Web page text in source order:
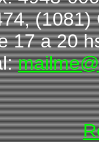
17a 20